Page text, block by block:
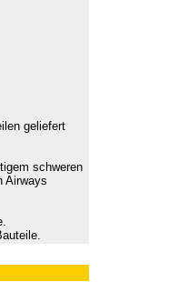
geliefert
schweren
Airways